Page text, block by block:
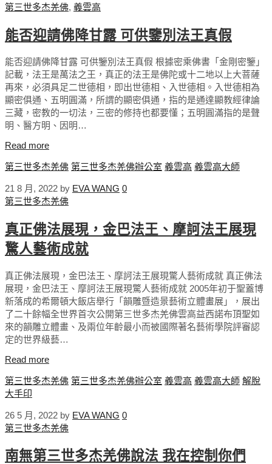
第三世多杰羌佛, 義雲高
能否迎請佛降甘露 可供鑒別法王真假
能否迎請佛降甘露 可供鑒別法王真假 根據密乘佛書「金剛密鑒」
記載，法王是萬法之王，真正的法王是佛陀或十二地以上大菩薩
再來，必須具足二世德相，即出世德相、入世德相。入世德相為
顯密俱通、五明圓滿，所謂的顯密俱通，指的是通達顯教經律論
三藏，密教的一切法，三密的修持也都要懂；五明圓滿指的是聲
明、醫方明、因明…
Read more
第三世多杰羌佛 第三世多杰羌佛辦公室 義雲高 義雲高大師
21 8 月, 2022 by EVA WANG 0
第三世多杰羌佛
真正佛法展現，金巴法王、摩訶法王展現
驚人藝術成就
真正佛法展現，金巴法王、摩訶法王展現驚人藝術成就 真正佛法
展現，金巴法王、摩訶法王展現驚人藝術成就 2005年初于聖蓋博
新落成的希爾頓大飯店舉行「韻雕暨造景藝術立體畫展」，展出
了二十餘幅全世界首次公開第三世多杰羌佛雲高益西諾布頂聖如
來的韻雕立體畫、及兩位年齡最小而被國際著名藝術學院評審認
定的世界級藝…
Read more
第三世多杰羌佛 第三世多杰羌佛辦公室 義雲高 義雲高大師 解脫
大手印
26 5 月, 2022 by EVA WANG 0
第三世多杰羌佛
南無第三世多杰羌佛說法 我在控制你們